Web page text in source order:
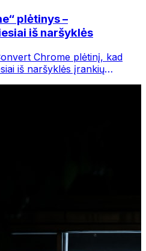
plėtinys –
iš naršyklės
Chrome plėtinį, kad
iš naršyklės įrankių